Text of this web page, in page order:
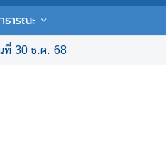
ธารณะ
ที่ 30 ธ.ค. 68